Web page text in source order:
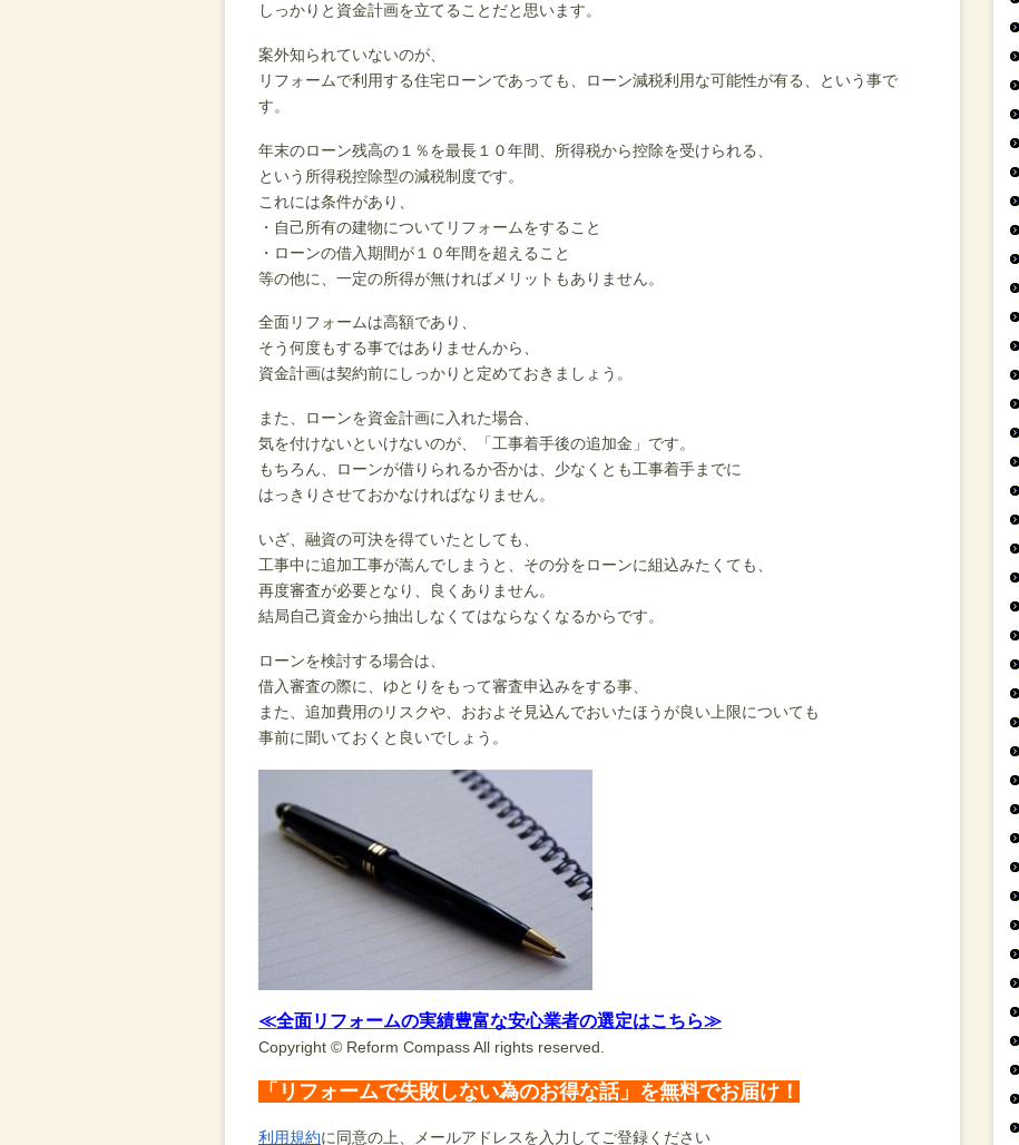
しっかりと資金計画を立てることだと思います。
案外知られていないのが、
リフォームで利用する住宅ローンであっても、ローン減税利用な可能性が有る、という事で
す。
年末のローン残高の１％を最長１０年間、所得税から控除を受けられる、
という所得税控除型の減税制度です。
これには条件があり、
・自己所有の建物についてリフォームをすること
・ローンの借入期間が１０年間を超えること
等の他に、一定の所得が無ければメリットもありません。
全面リフォームは高額であり、
そう何度もする事ではありませんから、
資金計画は契約前にしっかりと定めておきましょう。
また、ローンを資金計画に入れた場合、
気を付けないといけないのが、「工事着手後の追加金」です。
もちろん、ローンが借りられるか否かは、少なくとも工事着手までに
はっきりさせておかなければなりません。
いざ、融資の可決を得ていたとしても、
工事中に追加工事が嵩んでしまうと、その分をローンに組込みたくても、
再度審査が必要となり、良くありません。
結局自己資金から抽出しなくてはならなくなるからです。
ローンを検討する場合は、
借入審査の際に、ゆとりをもって審査申込みをする事、
また、追加費用のリスクや、おおよそ見込んでおいたほうが良い上限についても
事前に聞いておくと良いでしょう。
≪全面リフォームの実績豊富な安心業者の選定はこちら≫
Copyright © Reform Compass All rights reserved.
「リフォームで失敗しない為のお得な話」を無料でお届け！
利用規約に同意の上、メールアドレスを入力してご登録ください